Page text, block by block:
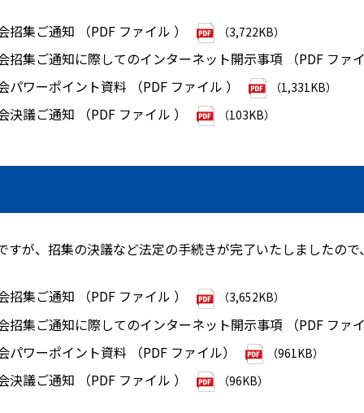
集ご通知 （PDF ファイル ） （3,722KB）
招集ご通知に際してのインターネット開示事項 （PDF ファ
ワーポイント資料 （PDF ファイル ）
（1,331KB）
議ご通知 （PDF ファイル ） （103KB）
が、招集の決議など法定の手続きが完了いたしましたの
集ご通知 （PDF ファイル ） （3,652KB）
招集ご通知に際してのインターネット開示事項 （PDF ファ
ワーポイント資料 （PDF ファイル）
（961KB）
議ご通知 （PDF ファイル ） （96KB）